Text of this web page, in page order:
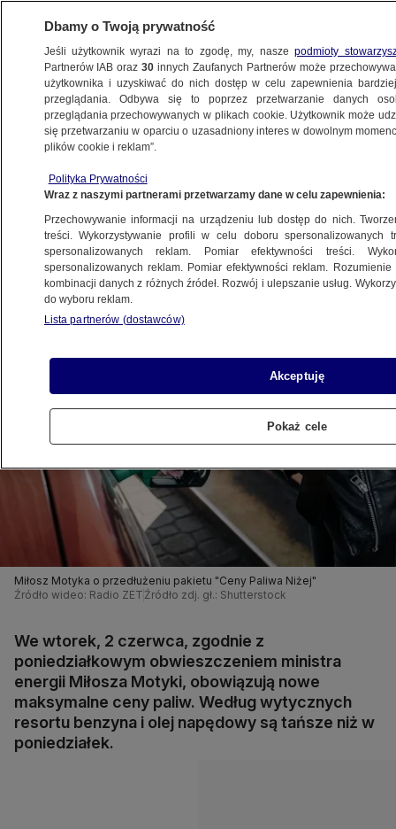
BIZNES
MOTO
Tyle zapłacimy za tankowanie
Paulina Karpińska
2.06.2026, 06:40
Posłuchaj artykułu
Czyta lektor AI
Miłosz Motyka o przedłużeniu pakietu "Ceny Paliwa Niżej"
Źródło wideo: Radio ZET Źródło zdj. gł.: Shutterstock
We wtorek, 2 czerwca, zgodnie z
poniedziałkowym obwieszczeniem ministra
energii Miłosza Motyki, obowiązują nowe
maksymalne ceny paliw. Według wytycznych
resortu benzyna i olej napędowy są tańsze niż w
poniedziałek.
Dbamy o Twoją prywatność
Jeśli użytkownik wyrazi na to zgodę, my, naszepodmioty
Partnerów IAB oraz30 innych Zaufanych Partnerów może
użytkownika i uzyskiwać do nich dostęp w celu zapewnienia
przeglądania. Odbywa się to poprzez przetwarzanie danych
przeglądania przechowywanych w plikach cookie. Użytkownik może
się przetwarzaniu w oparciu o uzasadniony interes w dowolnym
plików cookie i reklam”.
Polityka Prywatności
Wraz z naszymi partnerami przetwarzamy dane w celu zapewnienia:
Przechowywanie informacji na urządzeniu lub dostęp do nich.
treści. Wykorzystywanie profili w celu doboru spersonalizowanych
spersonalizowanych reklam. Pomiar efektywności treści.
spersonalizowanych reklam. Pomiar efektywności reklam.
kombinacji danych z różnych źródeł. Rozwój i ulepszanie usług.
do wyboru reklam.
Lista partnerów (dostawców)
Akceptuję
Pokaż cele